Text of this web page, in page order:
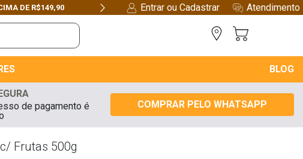
DE R$149,90
Next
Entrar ou Cadastrar
Atendimento
BLOG
de pagamento é
COMPRAR PELO WHATSAPP
Frutas 500g